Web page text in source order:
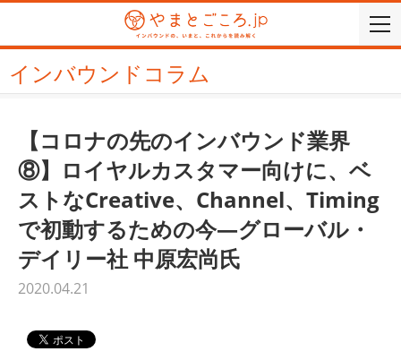
インバウンドコラム
【コロナの先のインバウンド業界
⑧】ロイヤルカスタマー向けに、ベ
ストなCreative、Channel、Timing
で初動するための今—グローバル・
デイリー社 中原宏尚氏
2020.04.21